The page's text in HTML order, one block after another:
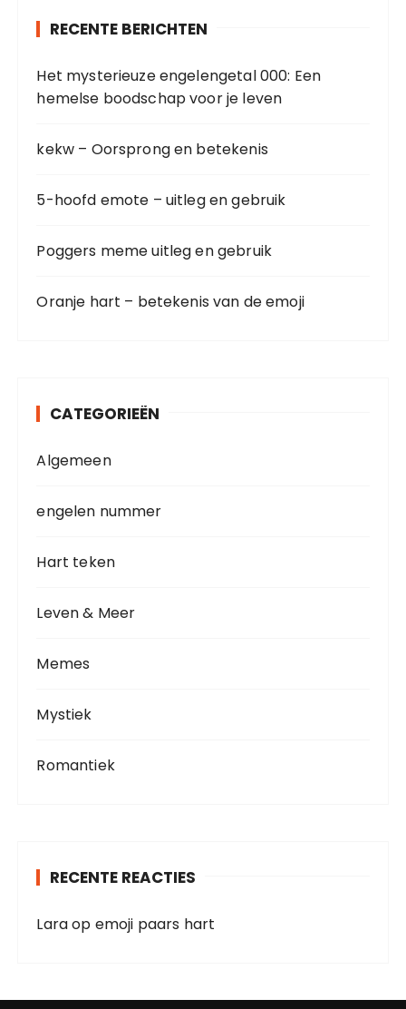
a
r
RECENTE BERICHTEN
Het mysterieuze engelengetal 000: Een
hemelse boodschap voor je leven
kekw – Oorsprong en betekenis
5-hoofd emote – uitleg en gebruik
Poggers meme uitleg en gebruik
Oranje hart – betekenis van de emoji
CATEGORIEËN
Algemeen
engelen nummer
Hart teken
Leven & Meer
Memes
Mystiek
Romantiek
RECENTE REACTIES
Laraop emoji paars hart